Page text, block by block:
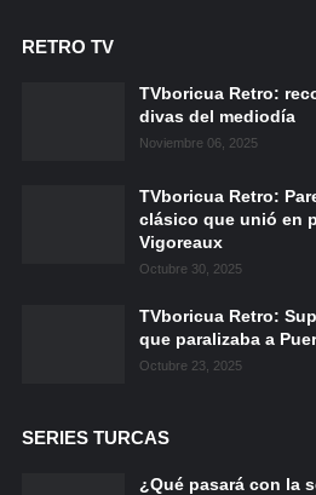
RETRO TV
TVboricua Retro:
divas del mediodía
Noviembre 06, 2025
TVboricua Retro:
clásico que unió en
Vigoreaux
Octubre 30, 2025
TVboricua Retro:
que paralizaba a
Octubre 23, 2025
SERIES TURCAS
¿Qué pasará con la